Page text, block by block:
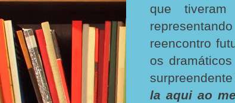
que
reencontro
os
la aqui ao